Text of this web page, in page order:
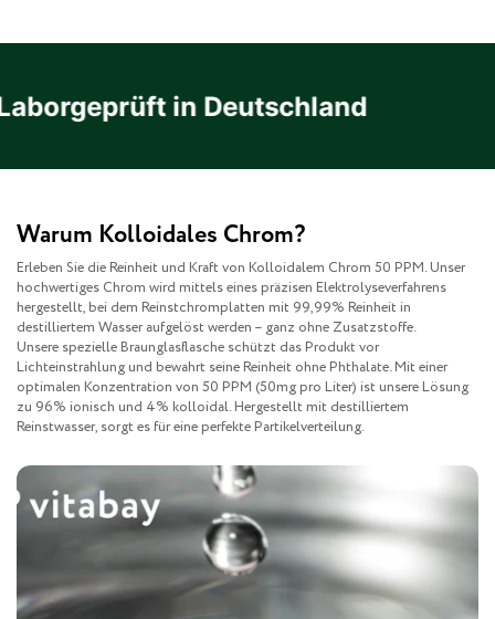
in Deutschland
Warum Kolloidales Chrom?
Erleben Sie die Reinheit und Kraft von Kolloidalem Chrom 50 PPM. Unser
hochwertiges Chrom wird mittels eines präzisen Elektrolyseverfahrens
hergestellt, bei dem Reinstchromplatten mit 99,99% Reinheit in
destilliertem Wasser aufgelöst werden – ganz ohne Zusatzstoffe.
Unsere spezielle Braunglasflasche schützt das Produkt vor
Lichteinstrahlung und bewahrt seine Reinheit ohne Phthalate. Mit einer
optimalen Konzentration von 50 PPM (50mg pro Liter) ist unsere Lösung
zu 96% ionisch und 4% kolloidal. Hergestellt mit destilliertem
Reinstwasser, sorgt es für eine perfekte Partikelverteilung.